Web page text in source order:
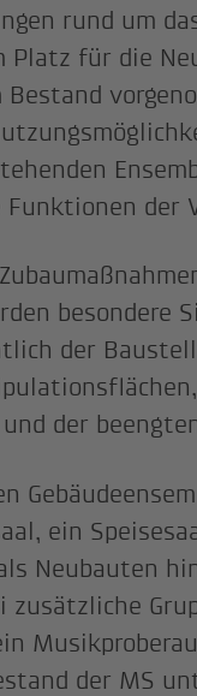
rund um
Platz für die
Bestand
der
besondere
der
der
ein
Neubauten
zusätzliche
der MS